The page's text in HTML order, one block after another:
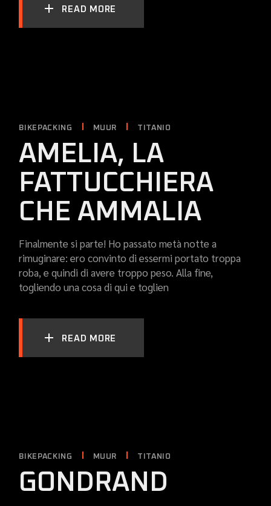
READ MORE
BIKEPACKING MUUR TITANIO
AMELIA, LA
FATTUCCHIERA
CHE AMMALIA
Finalmente si parte! Ho passato metà notte a
rimuginare: ero convinto di essermi portato troppa
roba, e quindi di avere troppo peso. Alla fine,
togliendo una cosa di qui e toglien
READ MORE
BIKEPACKING MUUR TITANIO
GONDRAND